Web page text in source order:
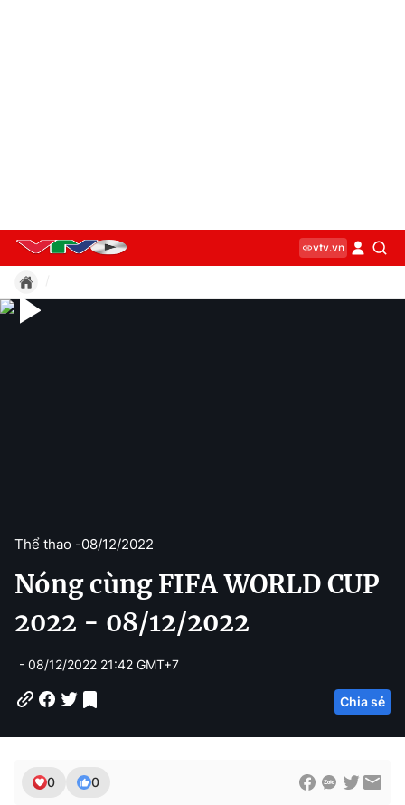
vtv.vn
Thể thao -08/12/2022
Nóng cùng FIFA WORLD CUP
2022 - 08/12/2022
- 08/12/2022 21:42 GMT+7
Chia sẻ
0 0